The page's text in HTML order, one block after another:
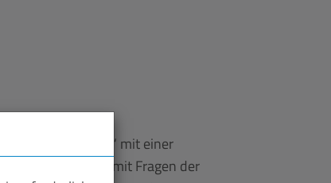
Summer School“ mit einer
sich vorrangig mit Fragen der